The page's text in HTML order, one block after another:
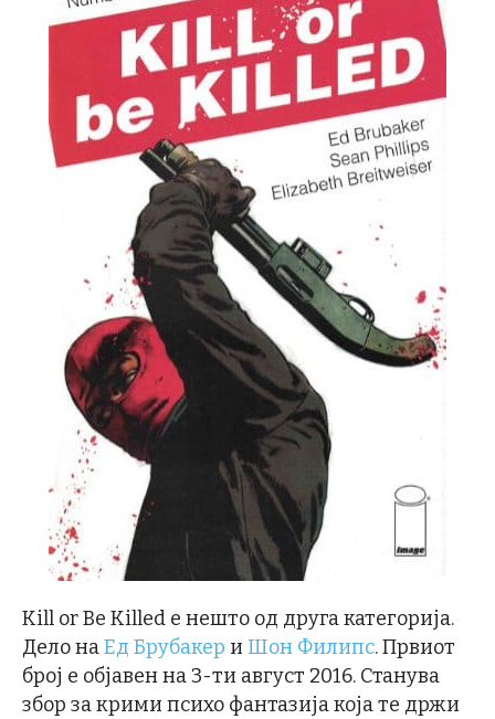
Kill or Be Killed е нешто од друга категорија.
Дело наЕд Брубакер и Шон Филипс. Првиот
број е објавен на 3-ти август 2016. Станува
збор за крими психо фантазија која те држи